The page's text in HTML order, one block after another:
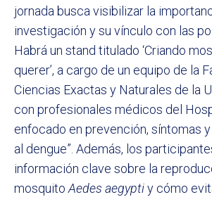
jornada busca visibilizar la
investigación y su vínculo con las
Habrá un stand titulado ‘Criando
querer’, a cargo de un equipo de la
Ciencias Exactas y Naturales de la
con profesionales médicos del
enfocado en prevención, síntomas
al dengue”. Además, los
información clave sobre la
mosquitoAedes aegyptiy cómo